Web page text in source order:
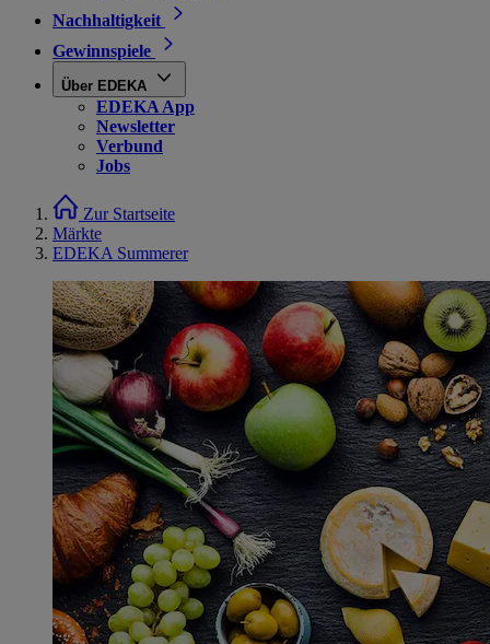
Nachhaltigkeit
Gewinnspiele
Über EDEKA
EDEKA App
Newsletter
Verbund
Jobs
Zur Startseite
Märkte
EDEKA Summerer